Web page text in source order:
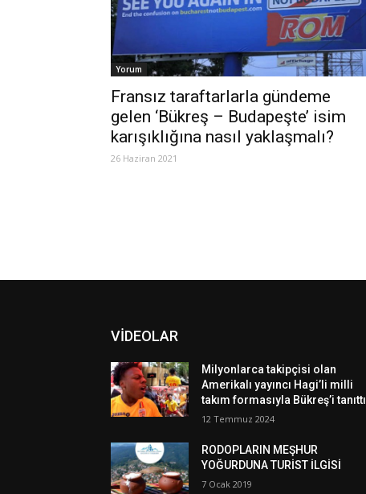
Yorum
Fransız taraftarlarla gündeme
gelen ‘Bükreş – Budapeşte’ isim
karışıklığına nasıl yaklaşmalı?
26 Haziran 2021
VİDEOLAR
Milyonlarca takipçisi olan
Amerikalı yayıncı Hagi’li milli
takım formasıyla Bükreş’i tanıttı
12 Temmuz 2024
RODOPLARIN MEŞHUR
YOĞURDUNA TURİST İLGİSİ
7 Ocak 2019